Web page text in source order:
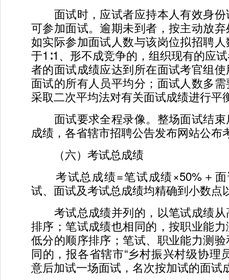
面试时，应试者应持本人有效身份
可参加面试。逾期未到者，按主动放
如实际参加面试人数与该岗位拟招聘
于1∶1、形不成竞争的，组织现有的应
者的面试成绩应达到所在面试考官组
面试的所有人员平均分；面试人数多
采取二次平均法对有关面试成绩进行平
面试要求全程录像。整场面试结束
成绩，各省辖市招聘公告发布网站公布
（六）考试总成绩
考试总成绩=笔试成绩×50%＋面
试、面试及考试总成绩均精确到小数点
考试总成绩并列的，以笔试成绩从
排序；笔试成绩也相同的，按职业能
低分的顺序排序；笔试、职业能力测
同的，报各省辖市“乡村振兴村级协理
意后加试一场面试，名次按加试的面试